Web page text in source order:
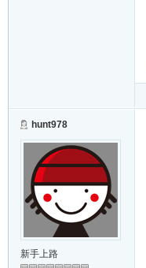
hunt978
新手上路